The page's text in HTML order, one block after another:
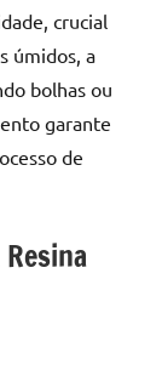
crucial
úmidos, a
bolhas ou
garante
de